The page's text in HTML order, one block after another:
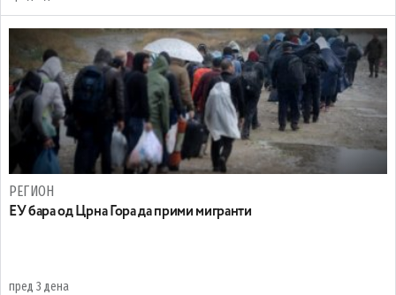
РЕГИОН
EУ бара од Црна Гора да прими мигранти
пред 3 дена